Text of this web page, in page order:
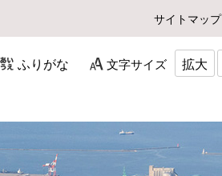
サイトマップ
ふりがな 文字サイズ 拡大